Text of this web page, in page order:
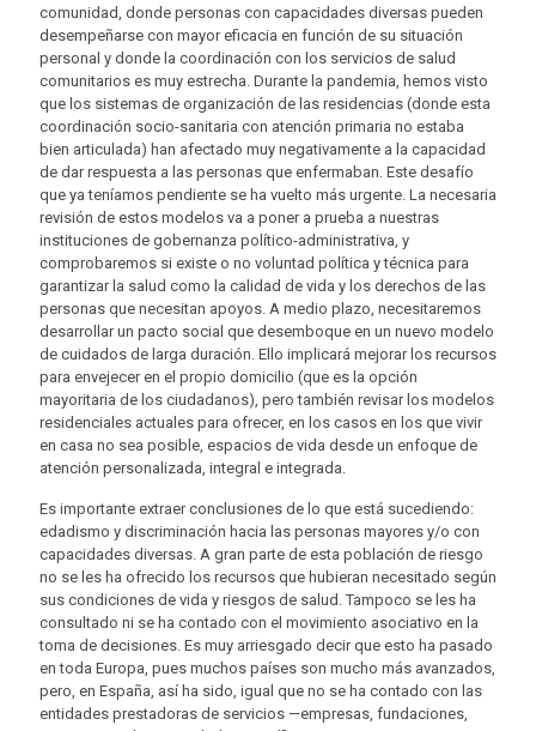
comunidad, donde personas con capacidades diversas pueden
desempeñarse con mayor eficacia en función de su situación
personal y donde la coordinación con los servicios de salud
comunitarios es muy estrecha. Durante la pandemia, hemos visto
que los sistemas de organización de las residencias (donde esta
coordinación socio-sanitaria con atención primaria no estaba
bien articulada) han afectado muy negativamente a la capacidad
de dar respuesta a las personas que enfermaban. Este desafío
que ya teníamos pendiente se ha vuelto más urgente. La necesaria
revisión de estos modelos va a poner a prueba a nuestras
instituciones de gobernanza político-administrativa, y
comprobaremos si existe o no voluntad política y técnica para
garantizar la salud como la calidad de vida y los derechos de las
personas que necesitan apoyos. A medio plazo, necesitaremos
desarrollar un pacto social que desemboque en un nuevo modelo
de cuidados de larga duración. Ello implicará mejorar los recursos
para envejecer en el propio domicilio (que es la opción
mayoritaria de los ciudadanos), pero también revisar los modelos
residenciales actuales para ofrecer, en los casos en los que vivir
en casa no sea posible, espacios de vida desde un enfoque de
atención personalizada, integral e integrada.
Es importante extraer conclusiones de lo que está sucediendo:
edadismo y discriminación hacia las personas mayores y/o con
capacidades diversas. A gran parte de esta población de riesgo
no se les ha ofrecido los recursos que hubieran necesitado según
sus condiciones de vida y riesgos de salud. Tampoco se les ha
consultado ni se ha contado con el movimiento asociativo en la
toma de decisiones. Es muy arriesgado decir que esto ha pasado
en toda Europa, pues muchos países son mucho más avanzados,
pero, en España, así ha sido, igual que no se ha contado con las
entidades prestadoras de servicios —empresas, fundaciones,